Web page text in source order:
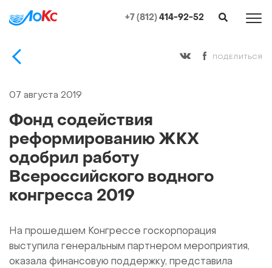
+7 (812) 414-92-52
ПОДЕЛИТЬСЯ
07 августа 2019
Фонд содействия
реформированию ЖКХ
одобрил работу
Всероссийского водного
конгресса 2019
На прошедшем Конгрессе госкорпорация
выступила генеральным партнером мероприятия,
оказала финансовую поддержку, представила